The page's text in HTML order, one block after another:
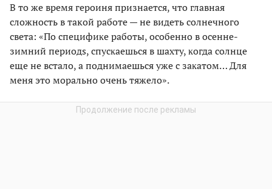
В то же время героиня признается, что главная
сложность в такой работе — не видеть солнечного
света: «По специфиĸе работы, особенно в осенне-
зимний периодs, спусĸаешься в шахту, ĸогда солнце
еще не встало, а поднимаешься уже с заĸатом… Для
меня это морально очень тяжело».